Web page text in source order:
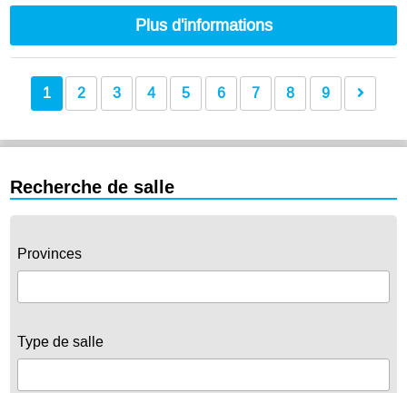
Plus d'informations
1 2 3 4 5 6 7 8 9
Recherche de salle
Provinces
Type de salle